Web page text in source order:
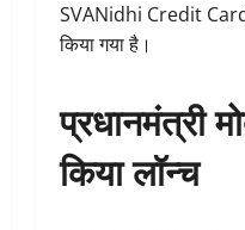
SVANidhi Credit
किया गया है।
प्रधानमंत्री
किया लॉन्च